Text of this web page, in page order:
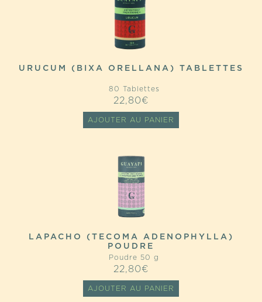
URUCUM (BIXA ORELLANA) TABLETTES
80 Tablettes
22,80€
AJOUTER AU PANIER
LAPACHO (TECOMA ADENOPHYLLA)
POUDRE
Poudre 50 g
22,80€
AJOUTER AU PANIER